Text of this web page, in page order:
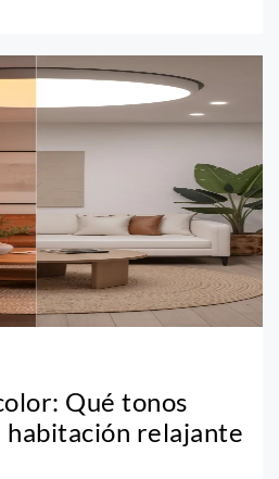
Qué tonos
habitación relajante